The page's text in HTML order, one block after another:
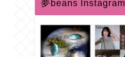
夢beans Instagram